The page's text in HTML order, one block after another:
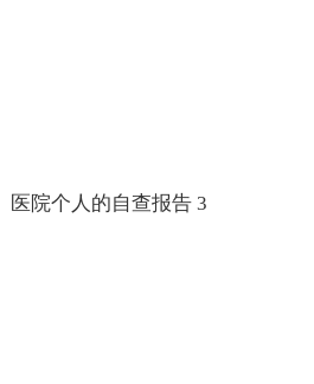
医院个人的自查报告 3